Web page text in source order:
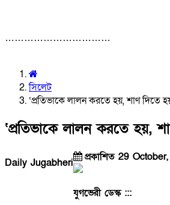
……………………………
সিলেট
‘প্রতিভাকে লালন করতে হয়, শাণ
‘প্রতিভাকে লালন করতে
Daily Jugabheri প্রকাশিত 29
যুগভেরী ডেস্ক :::